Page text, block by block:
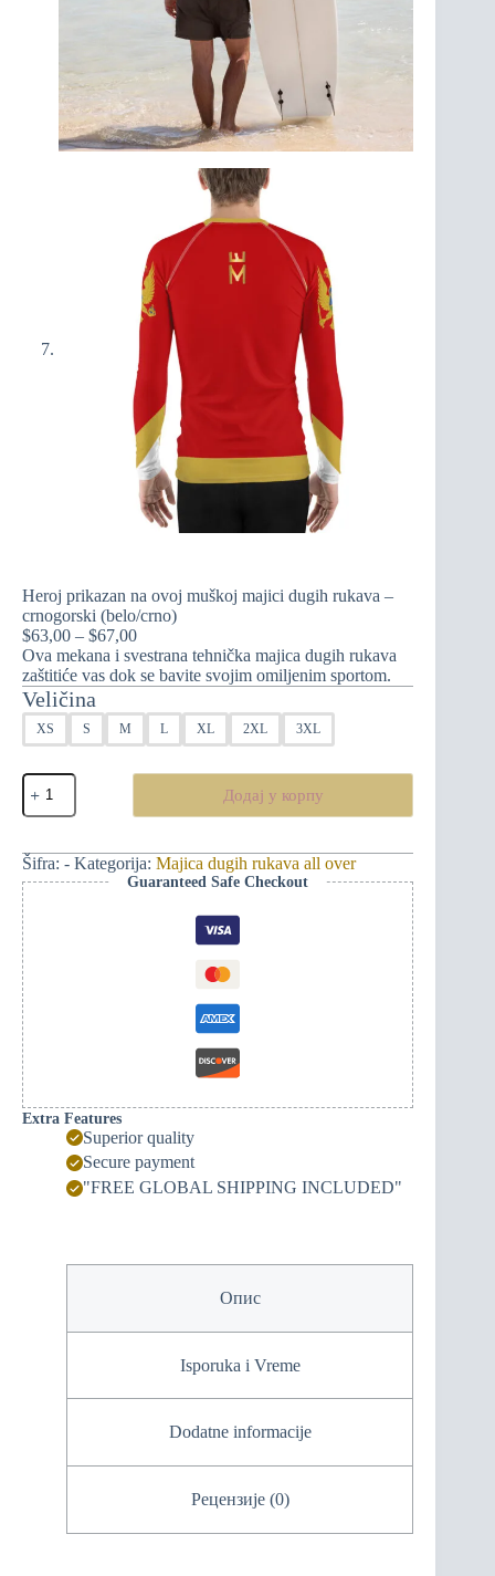
Heroj prikazan na ovoj muškoj majici dugih rukava –
crnogorski (belo/crno)
$63,00 – $67,00Распон
цена:
од
до
$67,00
Ova mekana i svestrana tehnička majica dugih rukava
zaštitiće vas dok se bavite svojim omiljenim sportom.
Veličina
XS S M L XL 2XL 3XL
Heroj
prikazan
na
muškoj
majici
dugih
rukava
-
crnogorski
(belo/crno)
количина
Додај у корпу
Šifra: - Kategorija: Majica dugih rukava all over
Guaranteed Safe Checkout
Extra Features
Superior quality
Secure payment
"FREE GLOBAL SHIPPING INCLUDED"
Опис
Isporuka i Vreme
Dodatne informacije
Рецензије (0)